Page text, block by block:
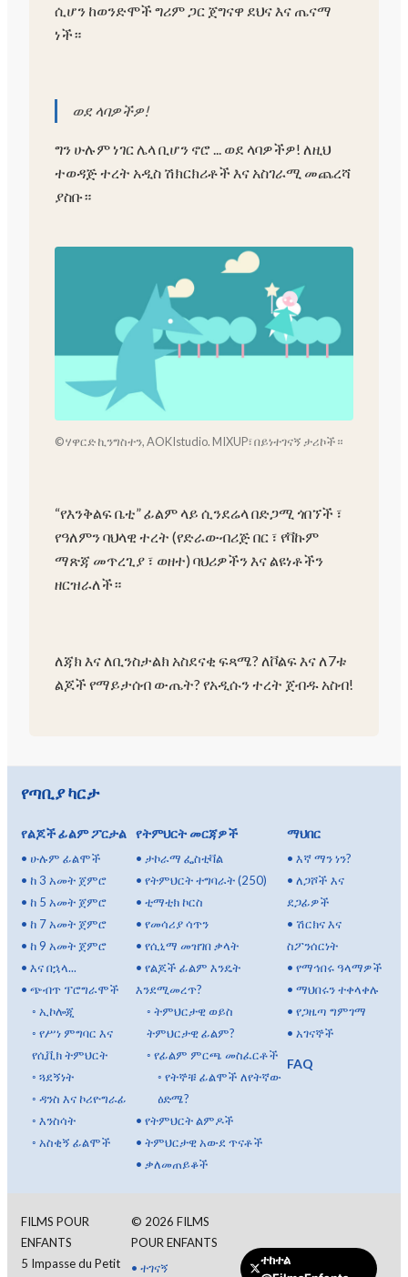
ሲሆን ከወንድሞች ግሪም ጋር ጀግናዋ ደህና እና ጤናማ
ነች።
ወደ ላባዎችዎ!
ግን ሁሉም ነገር ሌላ ቢሆን ኖሮ ... ወደ ላባዎችዎ! ለዚህ
ተወዳጅ ተረት አዲስ ሽክርክሪቶች እና አስገራሚ መጨረሻ
ያስቡ።
© ሃዋርድ ኪንግስተን, AOKIstudio. MIXUP፣ በይነተገናኝ ታሪኮች።
“የእንቅልፍ ቤቲ” ፊልም ላይ ሲንደሬላ በድጋሚ ጎበኘች ፣
የዓለምን ባህላዊ ተረት (የድራውብሪጅ በር ፣ የቫኩም
ማጽጃ መጥረጊያ ፣ ወዘተ) ባህሪዎችን እና ልዩነቶችን
ዘርዝራለች።
ለጃክ እና ለቢንስታልክ አስደናቂ ፍጻሜ? ለቮልፍ እና ለ7ቱ
ልጆች የማይታሰብ ውጤት? የአዲሱን ተረት ጀብዱ አስብ!
የጣቢያ ካርታ
የልጆች ፊልም ፖርታል
• ሁሉም ፊልሞች
• ከ 3 አመት ጀምሮ
• ከ 5 አመት ጀምሮ
• ከ 7 አመት ጀምሮ
• ከ 9 አመት ጀምሮ
• እና በኋላ...
• ጭብጥ ፕሮግራሞች
◦ ኢኮሎጂ
◦ የሥነ ምግባር እና
የሲቪክ ትምህርት
◦ ጓደኝነት
◦ ዳንስ እና ኮሪዮግራፊ
◦ እንስሳት
◦ አስቂኝ ፊልሞች
የትምህርት መርጃዎች
• ታኮራማ ፌስቲቫል
• የትምህርት ተግባራት (250)
• ቲማቲክ ኮርስ
• የመሳሪያ ሳጥን
• የሲኒማ መዝገበ ቃላት
• የልጆች ፊልም እንዴት
እንደሚመረጥ?
◦ ትምህርታዊ ወይስ
ትምህርታዊ ፊልም?
◦ የፊልም ምርጫ መስፈርቶች
◦ የትኞቹ ፊልሞች ለየትኛው
ዕድሜ?
• የትምህርት ልምዶች
• ትምህርታዊ አውደ ጥናቶች
• ቃለመጠይቆች
ማህበር
•እኛ ማን ነን?
•ለጋሾች እና
ደጋፊዎች
• ሽርክና እና
ስፖንሰርነት
•የማኅበሩ ዓላማዎች
•ማህበሩን ተቀላቀሉ
•የጋዜጣ ግምገማ
•አገናኞች
FAQ
FILMS POUR
ENFANTS
5 Impasse du Petit
© 2026 FILMS
POUR ENFANTS
• ተገናኝ
ተከተል